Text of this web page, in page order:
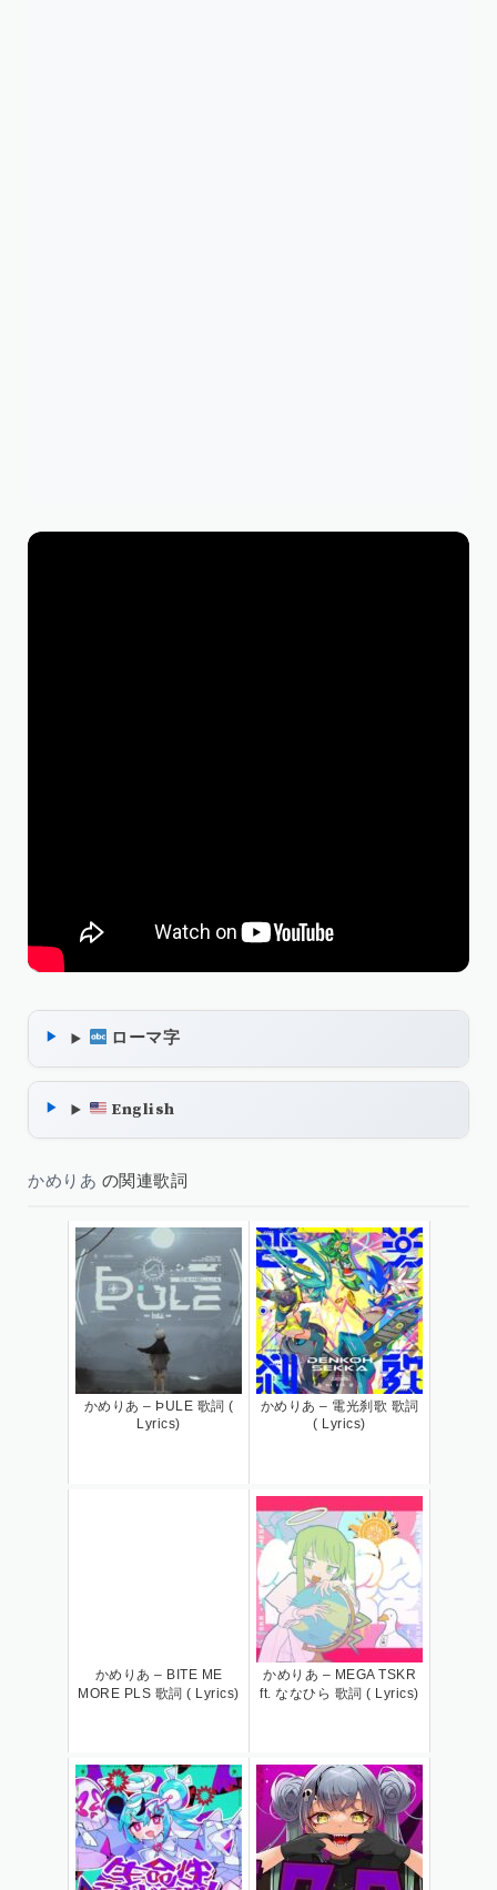
ローマ字
English
かめりあ の関連歌詞
かめりあ – ÞULE 歌詞 (
Lyrics)
かめりあ – 電光刹歌 歌詞
( Lyrics)
かめりあ – BITE ME
MORE PLS 歌詞 ( Lyrics)
かめりあ – MEGA TSKR
ft. ななひら 歌詞 ( Lyrics)